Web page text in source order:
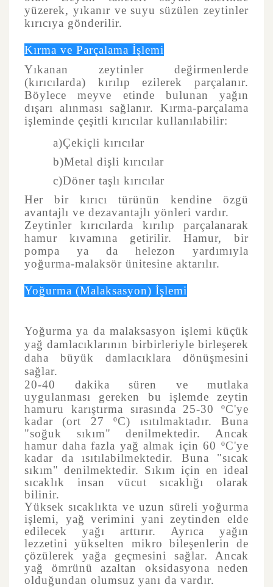
yüzerek, yıkanır ve suyu süzülen zeytinler
kırıcıya gönderilir.
Kırma ve Parçalama İşlemi
Yıkanan zeytinler değirmenlerde
(kırıcılarda) kırılıp ezilerek parçalanır.
Böylece meyve etinde bulunan yağın
dışarı alınması sağlanır. Kırma-parçalama
işleminde çeşitli kırıcılar kullanılabilir:
a)Çekiçli kırıcılar
b)Metal dişli kırıcılar
c)Döner taşlı kırıcılar
Her bir kırıcı türünün kendine özgü
avantajlı ve dezavantajlı yönleri vardır.
Zeytinler kırıcılarda kırılıp parçalanarak
hamur kıvamına getirilir. Hamur, bir
pompa ya da helezon yardımıyla
yoğurma-malaksör ünitesine aktarılır.
Yoğurma (Malaksasyon) İşlemi
Yoğurma ya da malaksasyon işlemi küçük
yağ damlacıklarının birbirleriyle birleşerek
daha büyük damlacıklara dönüşmesini
sağlar.
20-40 dakika süren ve mutlaka
uygulanması gereken bu işlemde zeytin
hamuru karıştırma sırasında 25-30 ºC'ye
kadar (ort 27 ºC) ısıtılmaktadır. Buna
"soğuk sıkım" denilmektedir. Ancak
hamur daha fazla yağ almak için 60 ºC'ye
kadar da ısıtılabilmektedir. Buna "sıcak
sıkım" denilmektedir. Sıkım için en ideal
sıcaklık insan vücut sıcaklığı olarak
bilinir.
Yüksek sıcaklıkta ve uzun süreli yoğurma
işlemi, yağ verimini yani zeytinden elde
edilecek yağı arttırır. Ayrıca yağın
lezzetini yükselten mikro bileşenlerin de
çözülerek yağa geçmesini sağlar. Ancak
yağ ömrünü azaltan oksidasyona neden
olduğundan olumsuz yanı da vardır.